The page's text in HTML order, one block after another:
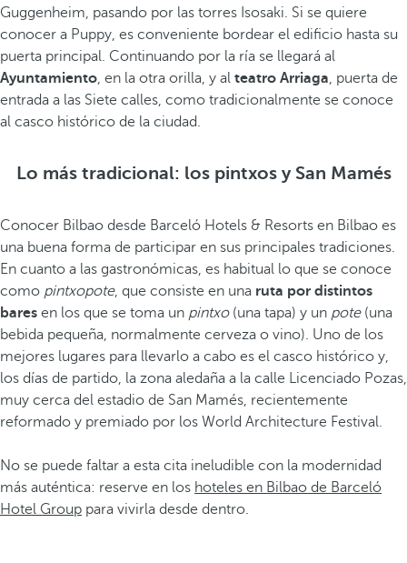
Guggenheim, pasando por las torres Isosaki. Si se quiere
conocer a Puppy, es conveniente bordear el edificio hasta su
puerta principal. Continuando por la ría se llegará al
Ayuntamiento, en la otra orilla, y al teatro Arriaga, puerta de
entrada a las Siete calles, como tradicionalmente se conoce
al casco histórico de la ciudad.
Lo más tradicional: los pintxos y San Mamés
Conocer Bilbao desde Barceló Hotels & Resorts en Bilbao es
una buena forma de participar en sus principales tradiciones.
En cuanto a las gastronómicas, es habitual lo que se conoce
como pintxopote, que consiste en una ruta por distintos
bares en los que se toma un pintxo(una tapa) y un pote(una
bebida pequeña, normalmente cerveza o vino). Uno de los
mejores lugares para llevarlo a cabo es el casco histórico y,
los días de partido, la zona aledaña a la calle Licenciado Pozas,
muy cerca del estadio de San Mamés, recientemente
reformado y premiado por los World Architecture Festival.
No se puede faltar a esta cita ineludible con la modernidad
más auténtica: reserve en los hoteles en Bilbao de Barceló
Hotel Group para vivirla desde dentro.